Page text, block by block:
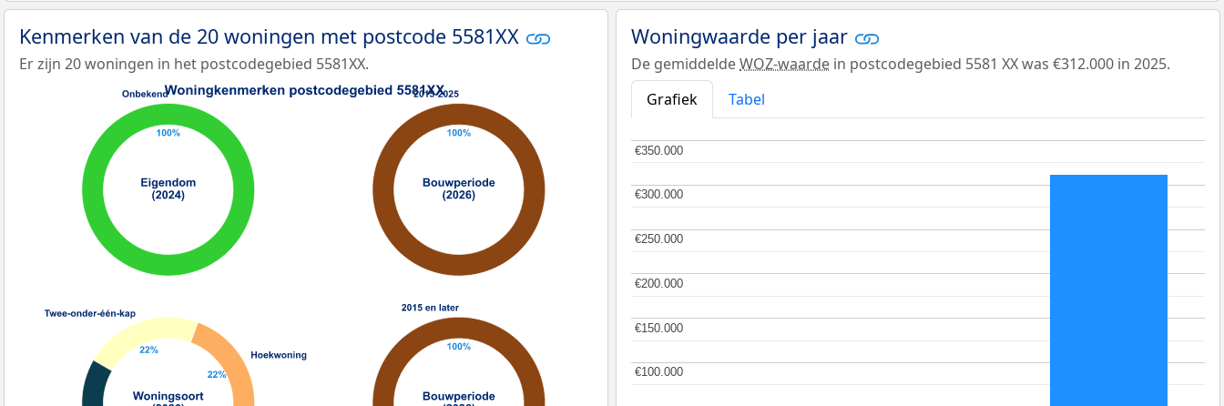
Kenmerken van de 20 woningen met postcode 5581XX
Er zijn 20 woningen in het postcodegebied 5581XX.
Woningwaarde per jaar
De gemiddeldeWOZ-waarde in postcodegebied 5581 XX was €312.000 in 2025.
Grafiek
Tabel
€100.000
€100.000
€150.000
€150.000
€200.000
€200.000
€250.000
€250.000
€300.000
€300.000
€350.000
€350.000